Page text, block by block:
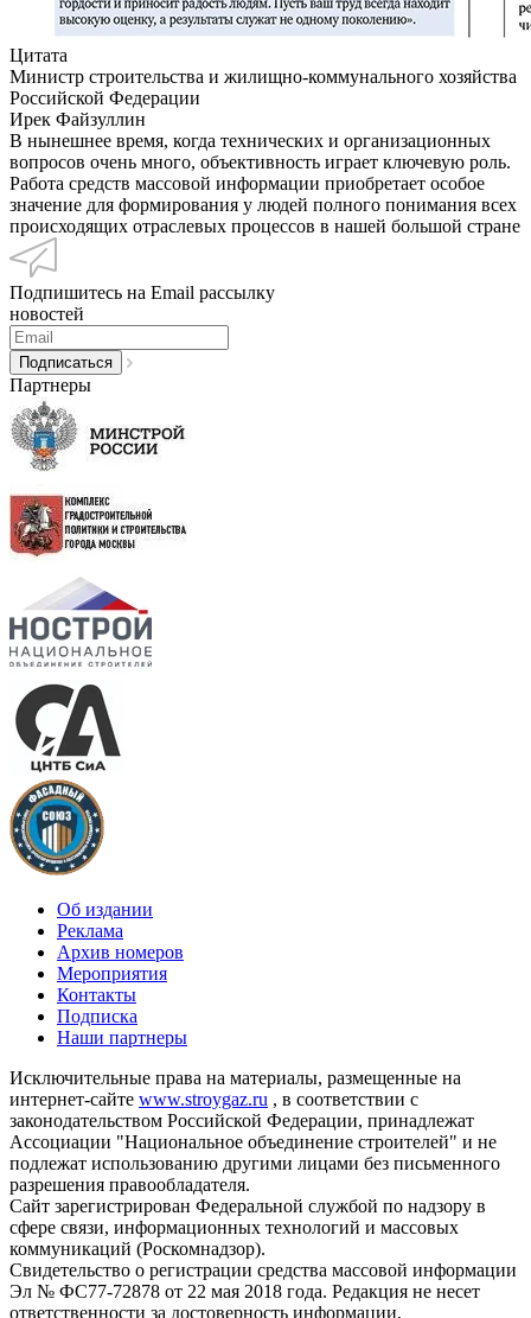
Цитата
Министр строительства и жилищно-коммунального хозяйства
Российской Федерации
Ирек Файзуллин
В нынешнее время, когда технических и организационных
вопросов очень много, объективность играет ключевую роль.
Работа средств массовой информации приобретает особое
значение для формирования у людей полного понимания всех
происходящих отраслевых процессов в нашей большой стране
Подпишитесь на Email рассылку
новостей
Партнеры
Об издании
Реклама
Архив номеров
Мероприятия
Контакты
Подписка
Наши партнеры
Исключительные права на материалы, размещенные на
интернет-сайте www.stroygaz.ru , в соответствии с
законодательством Российской Федерации, принадлежат
Ассоциации "Национальное объединение строителей" и не
подлежат использованию другими лицами без письменного
разрешения правообладателя.
Сайт зарегистрирован Федеральной службой по надзору в
сфере связи, информационных технологий и массовых
коммуникаций (Роскомнадзор).
Свидетельство о регистрации средства массовой информации
Эл № ФС77-72878 от 22 мая 2018 года. Редакция не несет
ответственности за достоверность информации,